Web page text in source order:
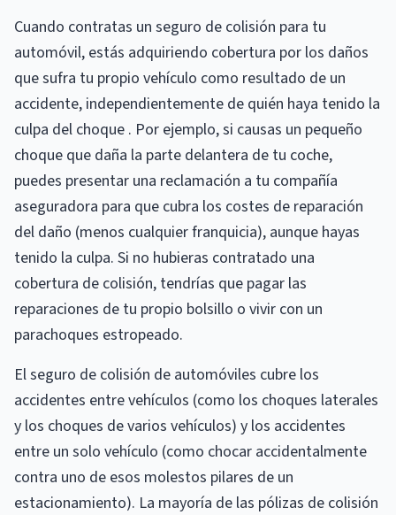
Cuando contratas un seguro de colisión para tu
automóvil, estás adquiriendo cobertura por los daños
que sufra tu propio vehículo como resultado de un
accidente, independientemente de quién haya tenido la
culpa del choque . Por ejemplo, si causas un pequeño
choque que daña la parte delantera de tu coche,
puedes presentar una reclamación a tu compañía
aseguradora para que cubra los costes de reparación
del daño (menos cualquier franquicia), aunque hayas
tenido la culpa. Si no hubieras contratado una
cobertura de colisión, tendrías que pagar las
reparaciones de tu propio bolsillo o vivir con un
parachoques estropeado.
El seguro de colisión de automóviles cubre los
accidentes entre vehículos (como los choques laterales
y los choques de varios vehículos) y los accidentes
entre un solo vehículo (como chocar accidentalmente
contra uno de esos molestos pilares de un
estacionamiento). La mayoría de las pólizas de colisión